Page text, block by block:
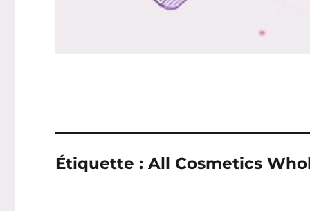
Étiquette :All Cosmetics